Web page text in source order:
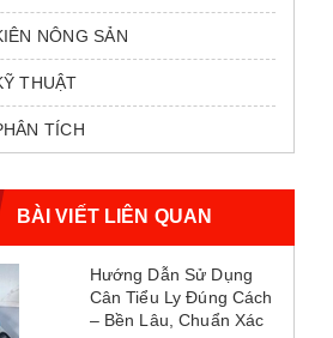
NÔNG SẢN
THUẬT
TÍCH
BÀI VIẾT LIÊN QUAN
Hướng Dẫn Sử Dụng
Cân Tiểu Ly Đúng Cách
– Bền Lâu, Chuẩn Xác